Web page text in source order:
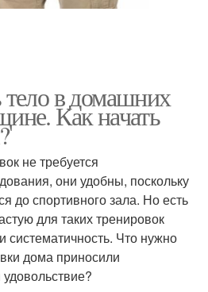
тело в домашних
Как начать
не требуется
они удобны, поскольку
до спортивного зала. Но есть
для таких тренировок
систематичность. Что нужно
дома приносили